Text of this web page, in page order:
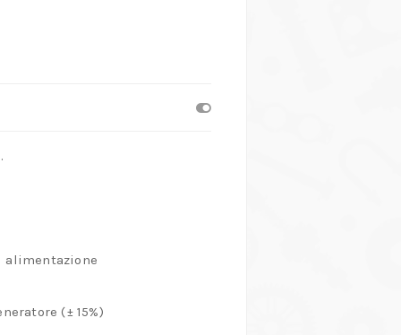
alimentazione
(± 15%)